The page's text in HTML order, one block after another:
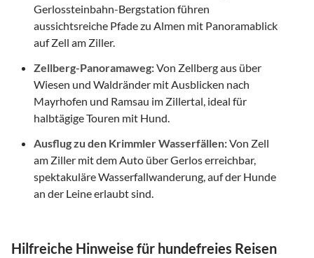
Gerlossteinbahn-Bergstation führen
aussichtsreiche Pfade zu Almen mit Panoramablick
auf Zell am Ziller.
Zellberg-Panoramaweg:Von Zellberg aus über
Wiesen und Waldränder mit Ausblicken nach
Mayrhofen und Ramsau im Zillertal, ideal für
halbtägige Touren mit Hund.
Ausflug zu den Krimmler Wasserfällen:Von Zell
am Ziller mit dem Auto über Gerlos erreichbar,
spektakuläre Wasserfallwanderung, auf der Hunde
an der Leine erlaubt sind.
Hilfreiche Hinweise für hundefreies Reisen